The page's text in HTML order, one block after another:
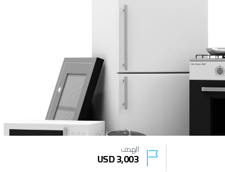
الهدف
3,003
USD